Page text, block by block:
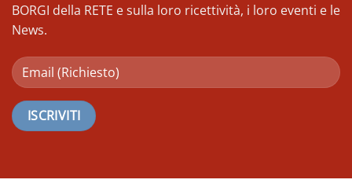
BORGI della RETE e sulla loro ricettività, i loro eventi e le
News.